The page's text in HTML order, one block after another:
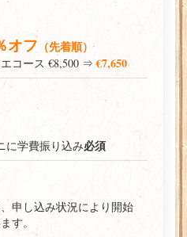
オフ （先着順）
コース €8,500 ⇒€7,650
に学費振り込み必須
申し込み状況により開始
す。